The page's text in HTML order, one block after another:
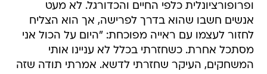
ופרופורציונלית כלפי החיים והכדורגל. לא מעט
אנשים חשבו שהוא בדרך לפרישה, אך הוא הצליח
לחזור לעצמו עם ראייה מפוכחת: "היום על הכול אני
מסתכל אחרת. כשחזרתי בכלל לא עניינו אותי
המשחקים, העיקר שחזרתי לדשא. אמרתי תודה שזה